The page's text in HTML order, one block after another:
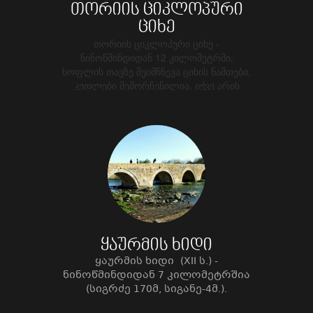
თორიის ციკლოპური
ციხე
თორიის ციკლოპური ციხე -
ნინოწმინდიდან 12 კილომეტრში,
სოფლის თავზე შეიმჩნევა ციხის ნაშთები,
კედლები შემორჩენილია. იქვე არის
ყაურმის ხიდი
ყაურმის ხიდი (XII ს.) -
ნინოწმინდიდან 7 კილომეტრშია
(სიგრძე 170მ, სიგანე-4მ.).